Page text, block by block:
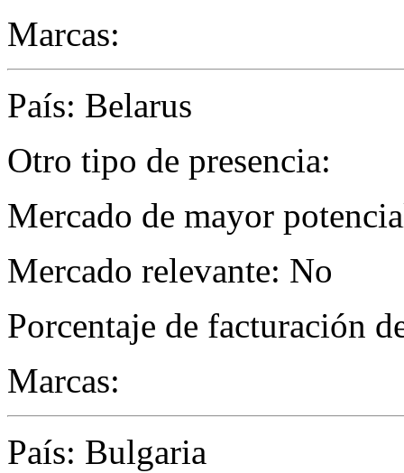
Marcas:
País: Belarus
Otro tipo de presencia:
Mercado de mayor
Mercado relevante: No
Porcentaje de facturación
Marcas:
País: Bulgaria